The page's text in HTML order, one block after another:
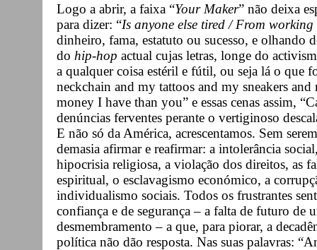
Logo a abrir, a faixa “Your Maker” não deixa
para dizer: “Is anyone else tired / From
dinheiro, fama, estatuto ou sucesso, e olhando
do hip-hop actual cujas letras, longe do
a qualquer coisa estéril e fútil, ou seja lá o que
neckchain and my tattoos and my sneakers
money I have than you” e essas cenas assim,
denúncias ferventes perante o vertiginoso
E não só da América, acrescentamos. Sem
demasia afirmar e reafirmar: a intolerância
hipocrisia religiosa, a violação dos direitos, as
espiritual, o esclavagismo económico, a
individualismo sociais. Todos os frustrantes
confiança e de segurança – a falta de futuro de
desmembramento – a que, para piorar, a
política não dão resposta. Nas suas palavras: